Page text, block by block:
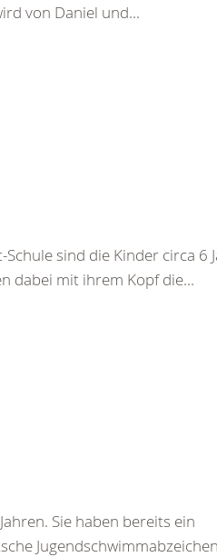
von Daniel und...
sind die Kinder circa 6
dabei mit ihrem Kopf die...
Sie haben bereits ein